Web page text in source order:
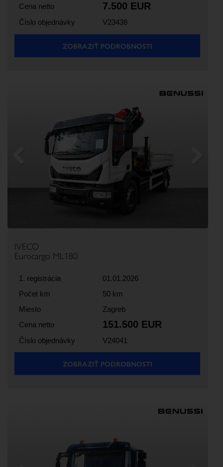
Cena netto
7.500 EUR
Číslo objednávky V23438
ZOBRAZIŤ PODROBNOSTI
IVECO
Eurocargo ML180
1. registrácia
01.01.2026
Počet km
50 km
Miesto
Zagreb
Cena netto
151.500 EUR
Číslo objednávky V24041
ZOBRAZIŤ PODROBNOSTI